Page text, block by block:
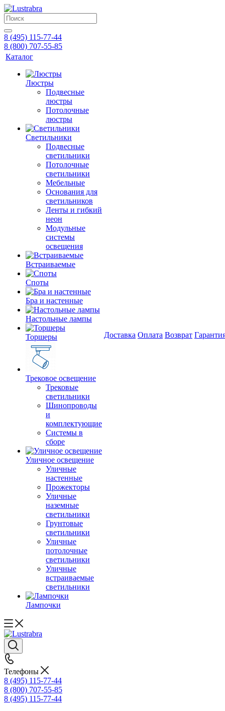
8 (495) 115-77-44
8 (800) 707-55-85
Каталог
Люстры
Подвесные
люстры
Потолочные
люстры
Светильники
Подвесные
светильники
Потолочные
светильники
Мебельные
Основания для
светильников
Ленты и гибкий
неон
Модульные
системы
освещения
Встраиваемые
Споты
Бра и настенные
Настольные лампы
Торшеры
Трековое освещение
Трековые
светильники
Шинопроводы
и
комплектующие
Системы в
сборе
Уличное освещение
Уличные
настенные
Прожекторы
Уличные
наземные
светильники
Грунтовые
светильники
Уличные
потолочные
светильники
Уличные
встраиваемые
светильники
Лампочки
Доставка Оплата Возврат
Телефоны
8 (495) 115-77-44
8 (800) 707-55-85
8 (495) 115-77-44